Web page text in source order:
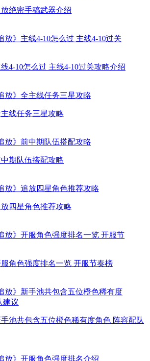
放绝密手稿武器介绍
4-10怎么过 主线4-10过关攻略介绍
主线任务三星攻略
中期队伍搭配攻略
放四星角色推荐攻略
服角色强度排名一览 开服节奏榜
手池共包含五位橙色稀有度角色 阵容配队